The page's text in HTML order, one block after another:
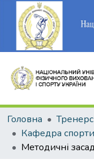
Головна
Кафедра